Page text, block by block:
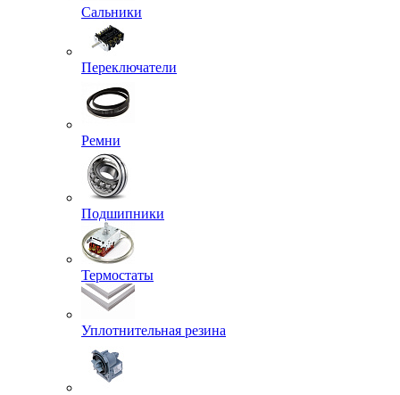
Сальники
Переключатели
Ремни
Подшипники
Термостаты
Уплотнительная резина